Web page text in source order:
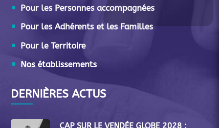
Pour les Personnes accompagnées
Pour les Adhérents et les Familles
Pour le Territoire
Nos établissements
DERNIÈRES ACTUS
CAP SUR LE VENDÉE GLOBE 2028 :